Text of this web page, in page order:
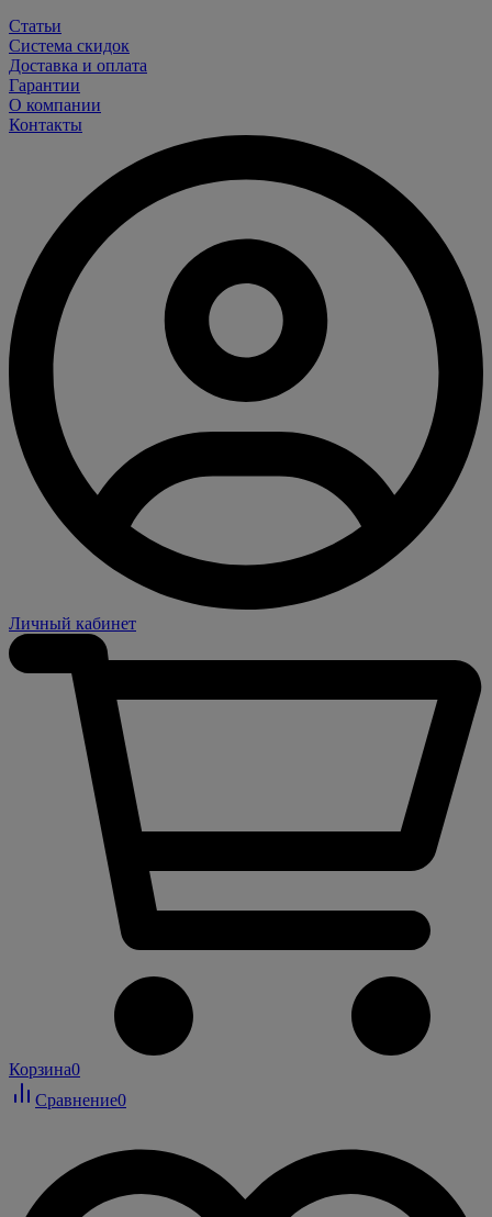
Статьи
Система скидок
Доставка и оплата
Гарантии
О компании
Контакты
Личный кабинет
Корзина0
Сравнение0